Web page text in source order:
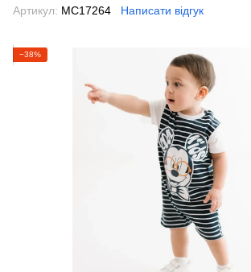
Артикул: MC17264 Написати відгук
−38%